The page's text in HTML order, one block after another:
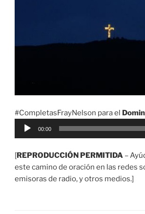
#CompletasFrayNelson para el
Reproductor
00:00
[REPRODUCCIÓN PERMITIDA –
este camino de oración en las redes
emisoras de radio, y otros medios.]